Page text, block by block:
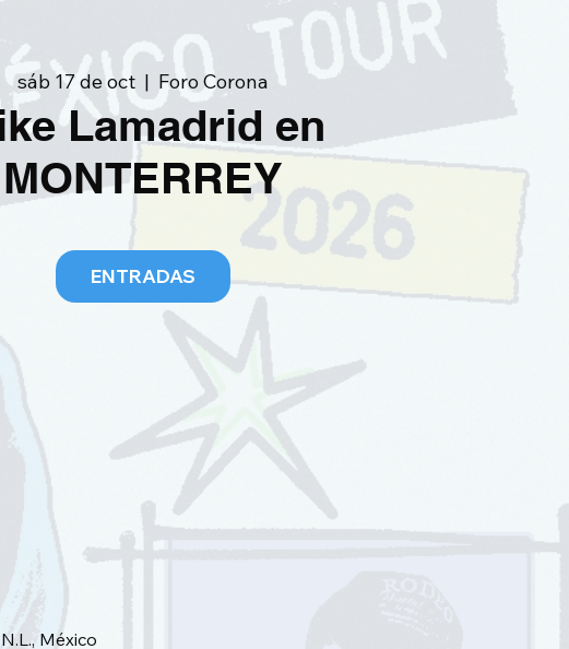
sáb 17 de oct
  |
Foro Corona
Lamadrid en
MONTERREY
ENTRADAS
México